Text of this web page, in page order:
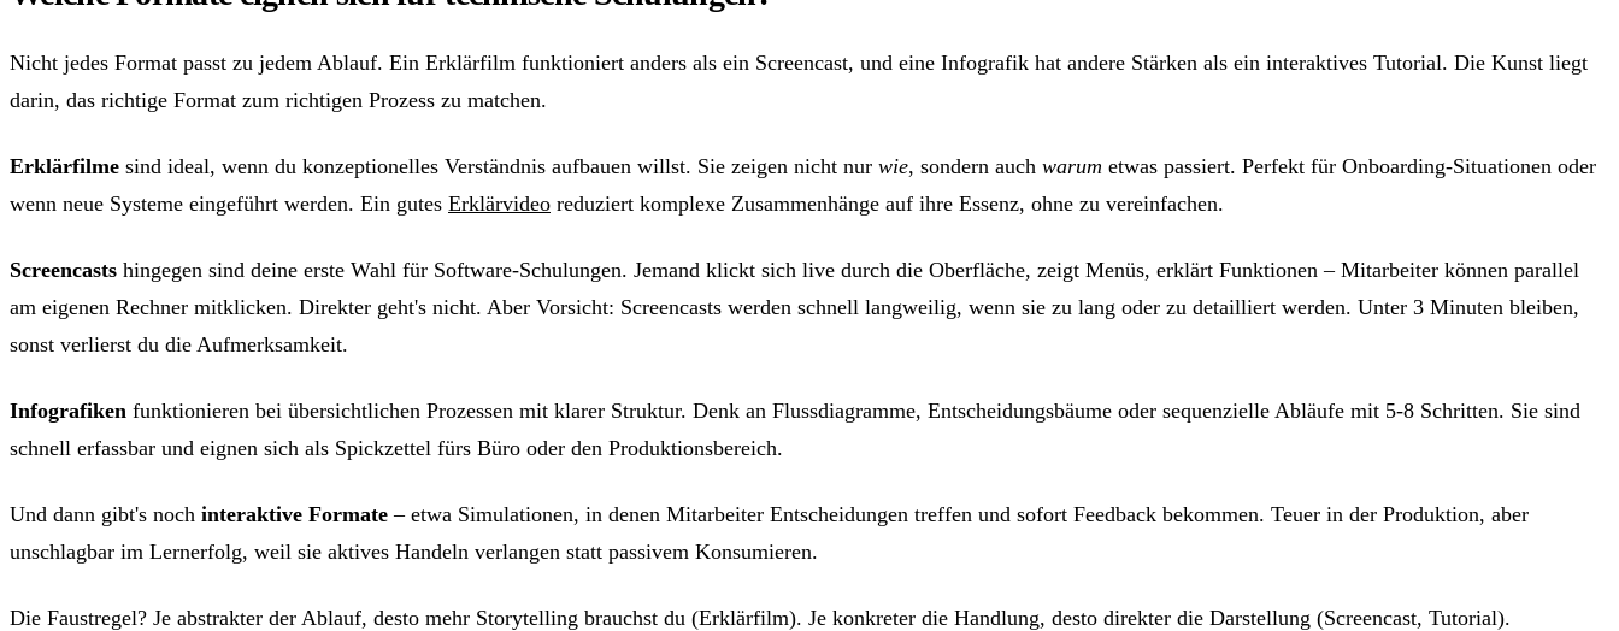
Nicht jedes Format passt zu jedem Ablauf. Ein Erklärfilm funktioniert anders als ein Screencast, und eine Infografik hat andere Stärken als ein interaktives Tutorial. Die Kunst liegt
darin, das richtige Format zum richtigen Prozess zu matchen.
Erklärfilme sind ideal, wenn du konzeptionelles Verständnis aufbauen willst. Sie zeigen nicht nur wie, sondern auch warum etwas passiert. Perfekt für Onboarding-Situationen oder
wenn neue Systeme eingeführt werden. Ein gutes Erklärvideo reduziert komplexe Zusammenhänge auf ihre Essenz, ohne zu vereinfachen.
Screencasts hingegen sind deine erste Wahl für Software-Schulungen. Jemand klickt sich live durch die Oberfläche, zeigt Menüs, erklärt Funktionen – Mitarbeiter können parallel
am eigenen Rechner mitklicken. Direkter geht's nicht. Aber Vorsicht: Screencasts werden schnell langweilig, wenn sie zu lang oder zu detailliert werden. Unter 3 Minuten bleiben,
sonst verlierst du die Aufmerksamkeit.
Infografiken funktionieren bei übersichtlichen Prozessen mit klarer Struktur. Denk an Flussdiagramme, Entscheidungsbäume oder sequenzielle Abläufe mit 5-8 Schritten. Sie sind
schnell erfassbar und eignen sich als Spickzettel fürs Büro oder den Produktionsbereich.
Und dann gibt's noch interaktive Formate – etwa Simulationen, in denen Mitarbeiter Entscheidungen treffen und sofort Feedback bekommen. Teuer in der Produktion, aber
unschlagbar im Lernerfolg, weil sie aktives Handeln verlangen statt passivem Konsumieren.
Die Faustregel? Je abstrakter der Ablauf, desto mehr Storytelling brauchst du (Erklärfilm). Je konkreter die Handlung, desto direkter die Darstellung (Screencast, Tutorial).